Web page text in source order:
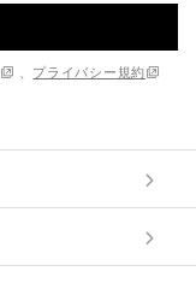
プライバシー規約